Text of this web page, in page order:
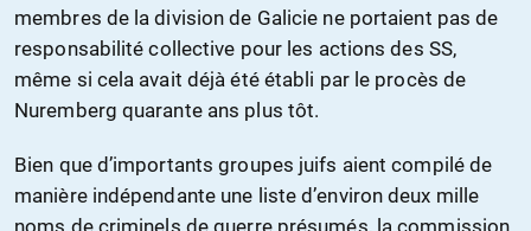
membres de la division de Galicie ne portaient pas de
responsabilité collective pour les actions des SS,
même si cela avait déjà été établi par le procès de
Nuremberg quarante ans plus tôt.
Bien que d’importants groupes juifs aient compilé de
manière indépendante une liste d’environ deux mille
noms de criminels de guerre présumés, la commission